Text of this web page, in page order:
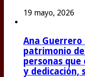
19 mayo, 2026
Ana
patrimonio
personas
y dedicación,